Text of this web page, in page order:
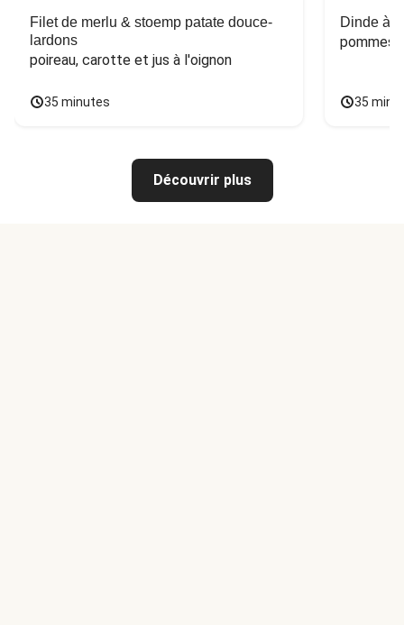
Filet de merlu & stoemp patate douce-
lardons
poireau, carotte et jus à l'oignon
35 minutes
Dinde à
pommes
35
Découvrir plus